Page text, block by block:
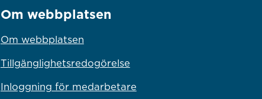
Om webbplatsen
Om webbplatsen
Tillgänglighetsredogörelse
Inloggning för medarbetare